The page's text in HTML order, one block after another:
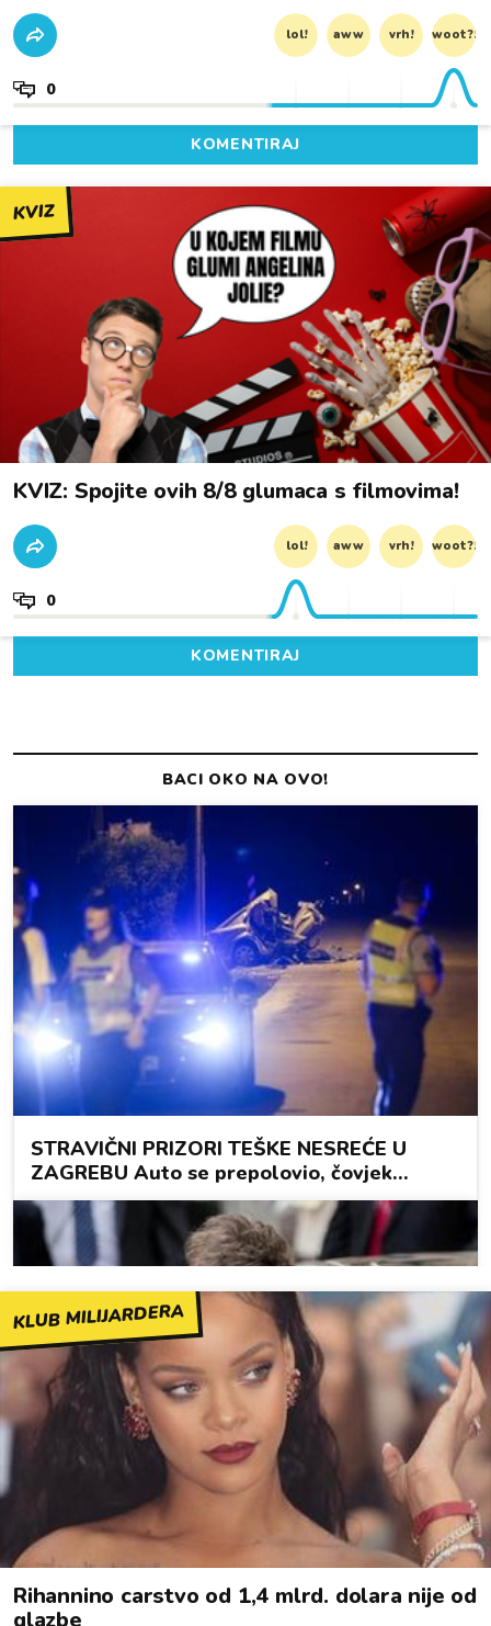
lol! aww vrh! woot?!
0
KOMENTIRAJ
KVIZ
KVIZ: Spojite ovih 8/8 glumaca s filmovima!
lol! aww vrh! woot?!
0
KOMENTIRAJ
KLUB MILIJARDERA
Rihannino carstvo od 1,4 mlrd. dolara nije od
glazbe